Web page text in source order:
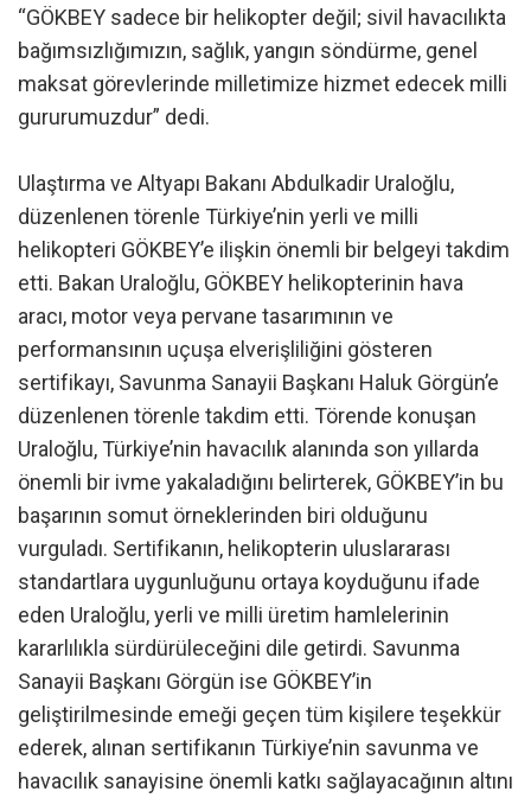
“GÖKBEY sadece bir helikopter değil; sivil havacılıkta
bağımsızlığımızın, sağlık, yangın söndürme, genel
maksat görevlerinde milletimize hizmet edecek milli
gururumuzdur” dedi.
Ulaştırma ve Altyapı Bakanı Abdulkadir Uraloğlu,
düzenlenen törenle Türkiye’nin yerli ve milli
helikopteri GÖKBEY’e ilişkin önemli bir belgeyi takdim
etti. Bakan Uraloğlu, GÖKBEY helikopterinin hava
aracı, motor veya pervane tasarımının ve
performansının uçuşa elverişliliğini gösteren
sertifikayı, Savunma Sanayii Başkanı Haluk Görgün’e
düzenlenen törenle takdim etti. Törende konuşan
Uraloğlu, Türkiye’nin havacılık alanında son yıllarda
önemli bir ivme yakaladığını belirterek, GÖKBEY’in bu
başarının somut örneklerinden biri olduğunu
vurguladı. Sertifikanın, helikopterin uluslararası
standartlara uygunluğunu ortaya koyduğunu ifade
eden Uraloğlu, yerli ve milli üretim hamlelerinin
kararlılıkla sürdürüleceğini dile getirdi. Savunma
Sanayii Başkanı Görgün ise GÖKBEY’in
geliştirilmesinde emeği geçen tüm kişilere teşekkür
ederek, alınan sertifikanın Türkiye’nin savunma ve
havacılık sanayisine önemli katkı sağlayacağının altını